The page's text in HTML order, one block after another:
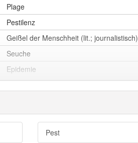
Plage
Pestilenz
Geißel der Menschheit (lit.; journalistisch)
Seuche
Epidemie
Nervtöter
Pest